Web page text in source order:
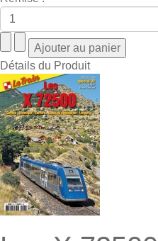
Détails du Produit